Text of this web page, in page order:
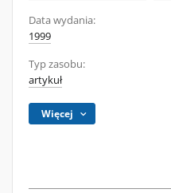
Data wydania:
1999
Typ zasobu:
artykuł
Więcej